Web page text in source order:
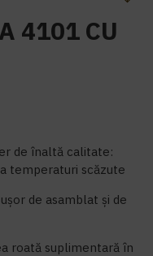
4101 CU
de înaltă calitate:
temperaturi scăzute
de asamblat și de
roată suplimentară în